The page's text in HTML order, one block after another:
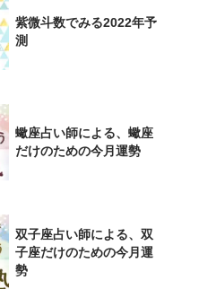
紫微斗数でみる2022年予
測
蠍座占い師による、蠍座
だけのための今月運勢
双子座占い師による、双
子座だけのための今月運
勢